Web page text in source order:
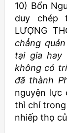
10) Bổn
duy chép
LƯỢNG
chẳng
tại gia hay
không có
đã thành
nguyện lực
thì chỉ
nhiếp thọ